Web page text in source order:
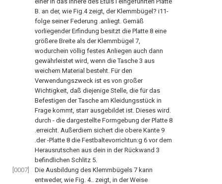
B. an der, wie Fig.4 zeigt, der Klemmbügel? i11-
folge seiner Federung .anliegt. Gemäß
vorliegender Erfindung besitzt die Platte 8 eine
größere Breite als der Klemmbügel 7,
wodurchein völlig festes Anliegen auch dann
gewährleistet wird, wenn die Tasche 3 aus
weichem Material besteht. Für den
Verwendungszweck ist es von großer
Wichtigkeit, daß diejenige Stelle, die für das
Befestigen der Tasche am Kleidungsstück in
Frage kommt, starr ausgebildet ist. Dieses wird.
durch - die dargestellte Formgebung der Platte 8
.erreicht. Außerdiem sichert die obere Kante 9
.der -Platte 8 die Festbaltevorrichtun:g 6 vor dem
Herausrutschen aus dein in der Rückwand 3
befindlichen Schlitz 5.
[0007]
Die Ausbildung des Klemmbügels 7 kann
entweder, wie Fig. 4.. zeigt, in der Weise